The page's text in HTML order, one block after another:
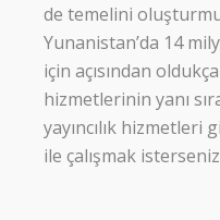
de temelini
Yunanistan’da 14
için açısından
hizmetlerinin yanı
yayıncılık
ile çalışmak